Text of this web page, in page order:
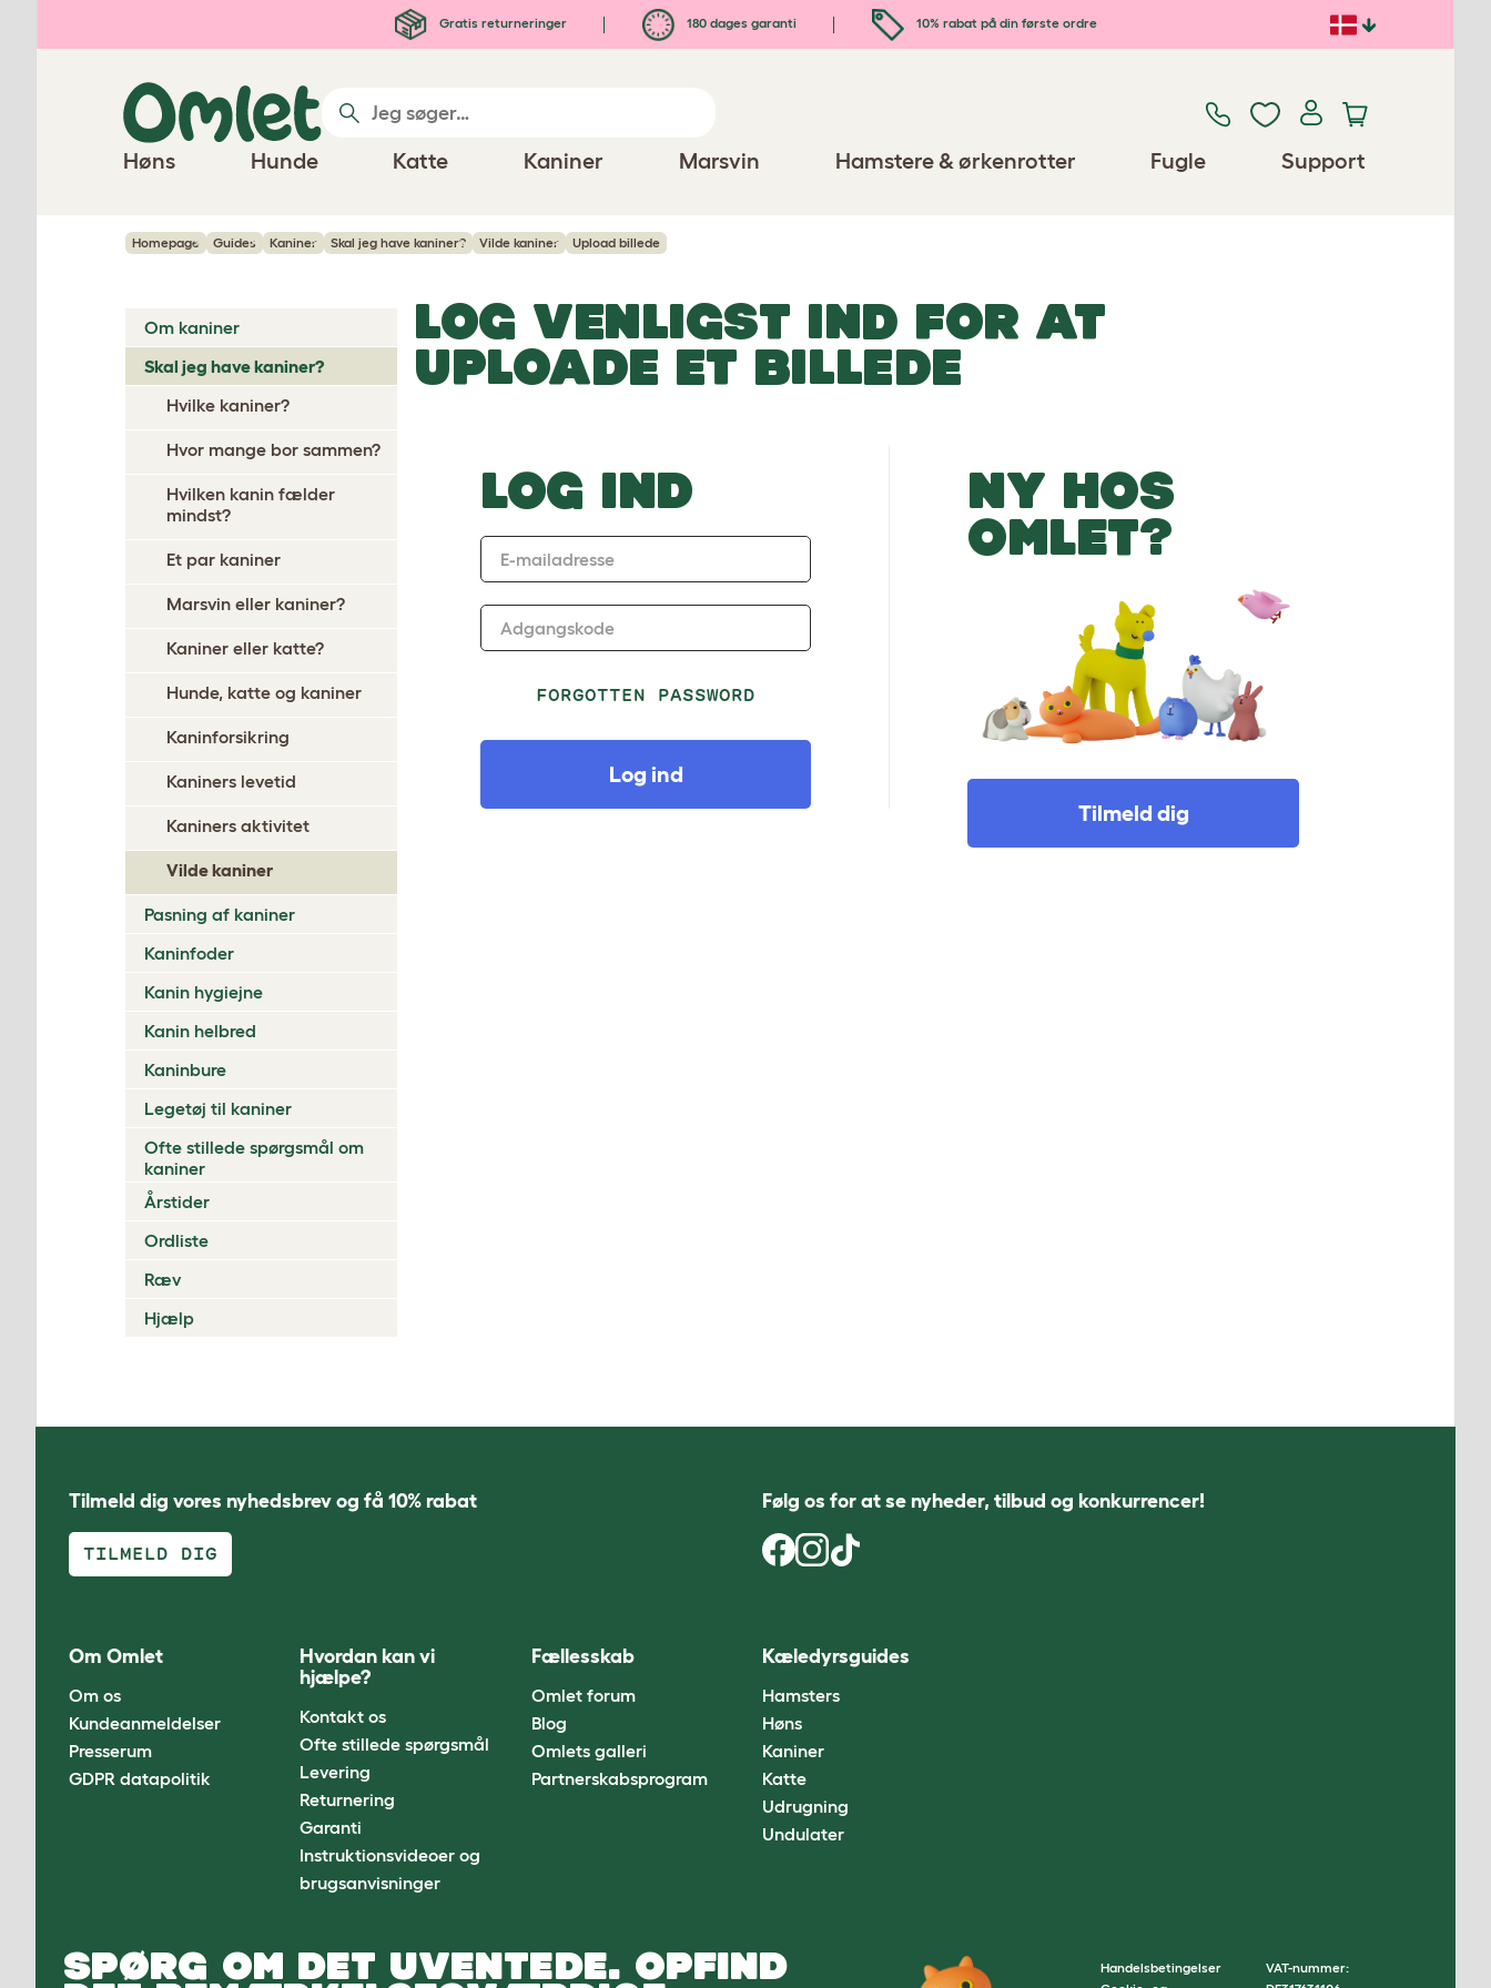
Gratis returneringer 180 dages garanti 10% rabat på din første ordre
Høns Hunde Katte Kaniner Marsvin Hamstere & ørkenrotter Fugle Support
Homepage Guides Kaniner Skal jeg have kaniner? Vilde kaniner Upload billede
Om kaniner
Skal jeg have kaniner?
Hvilke kaniner?
Hvor mange bor sammen?
Hvilken kanin fælder
mindst?
Et par kaniner
Marsvin eller kaniner?
Kaniner eller katte?
Hunde, katte og kaniner
Kaninforsikring
Kaniners levetid
Kaniners aktivitet
Vilde kaniner
Pasning af kaniner
Kaninfoder
Kanin hygiejne
Kanin helbred
Kaninbure
Legetøj til kaniner
Ofte stillede spørgsmål om
kaniner
Årstider
Ordliste
Ræv
Hjælp
LOG VENLIGST IND FOR AT
UPLOADE ET BILLEDE
LOG IND
E-mailadresse
Adgangskode
FORGOTTEN PASSWORD
Log ind
NY HOS
OMLET?
Tilmeld dig
Tilmeld dig vores nyhedsbrev og få 10% rabat
TILMELD DIG
Følg os for at se nyheder, tilbud og konkurrencer!
Om Omlet
Om os
Kundeanmeldelser
Presserum
GDPR datapolitik
Hvordan kan vi
hjælpe?
Kontakt os
Ofte stillede spørgsmål
Levering
Returnering
Garanti
Instruktionsvideoer og
brugsanvisninger
Fællesskab
Omlet forum
Blog
Omlets galleri
Partnerskabsprogram
Kæledyrsguides
Hamsters
Høns
Kaniner
Katte
Udrugning
Undulater
SPØRG OM DET UVENTEDE. OPFIND
Handelsbetingelser
VAT-nummer: